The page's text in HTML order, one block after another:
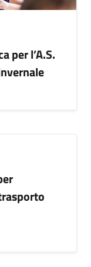
per l’A.S.